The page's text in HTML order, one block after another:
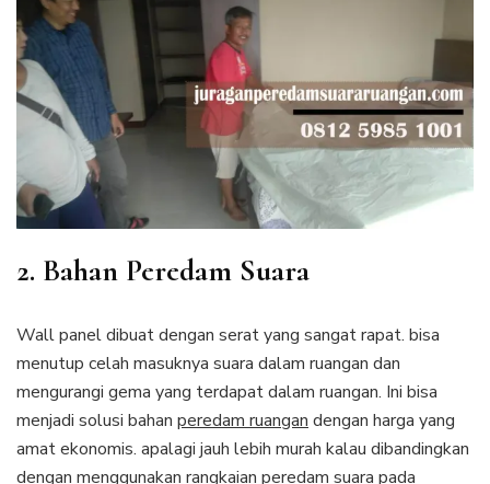
2. Bahan Peredam Suara
Wall panel dibuat dengan serat yang sangat rapat. bisa
menutup celah masuknya suara dalam ruangan dan
mengurangi gema yang terdapat dalam ruangan. Ini bisa
menjadi solusi bahan peredam ruangandengan harga yang
amat ekonomis. apalagi jauh lebih murah kalau dibandingkan
dengan menggunakan rangkaian peredam suara pada